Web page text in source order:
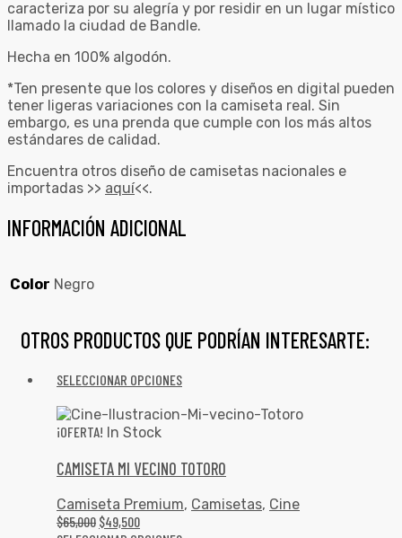
caracteriza por su alegría y por residir en un lugar místico
llamado la ciudad de Bandle.
Hecha en 100% algodón.
*Ten presente que los colores y diseños en digital pueden
tener ligeras variaciones con la camiseta real. Sin
embargo, es una prenda que cumple con los más altos
estándares de calidad.
Encuentra otros diseño de camisetas nacionales e
importadas >> aquí<<.
INFORMACIÓN ADICIONAL
Color Negro
OTROS PRODUCTOS QUE PODRÍAN INTERESARTE:
SELECCIONAR OPCIONES
¡OFERTA! In Stock
CAMISETA MI VECINO TOTORO
Camiseta Premium, Camisetas, Cine
$65,000 $49,500